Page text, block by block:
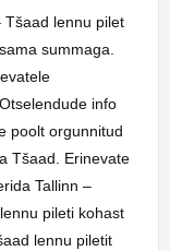
Tšaad lennu pilet
summaga.
info
poolt orgunnitud
Tšaad. Erinevate
Tallinn –
pileti kohast
lennu piletit